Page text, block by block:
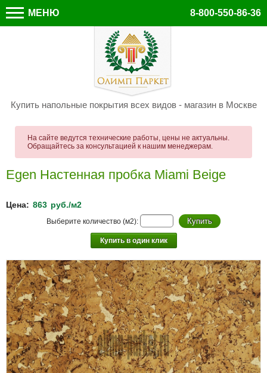
МЕНЮ 8-800-550-86-36
Купить напольные покрытия всех видов - магазин в Москве
На сайте ведутся технические работы, цены не актуальны.
Обращайтесь за консультацией к нашим менеджерам.
Egen Настенная пробка Miami Beige
Цена: 863 руб./м2
Выберите количество (м2):
Купить в один клик